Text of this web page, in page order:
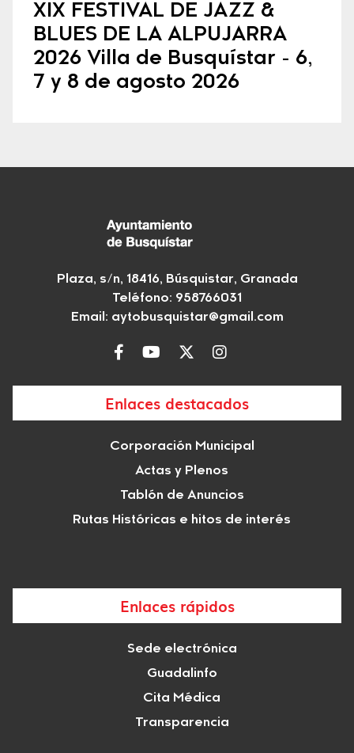
XIX FESTIVAL DE JAZZ &
BLUES DE LA ALPUJARRA
2026 Villa de Busquístar - 6,
7 y 8 de agosto 2026
Plaza, s/n, 18416, Búsquistar, Granada
Teléfono: 958766031
Email: aytobusquistar@gmail.com
Enlaces destacados
Corporación Municipal
Actas y Plenos
Tablón de Anuncios
Rutas Históricas e hitos de interés
Enlaces rápidos
Sede electrónica
Guadalinfo
Cita Médica
Transparencia